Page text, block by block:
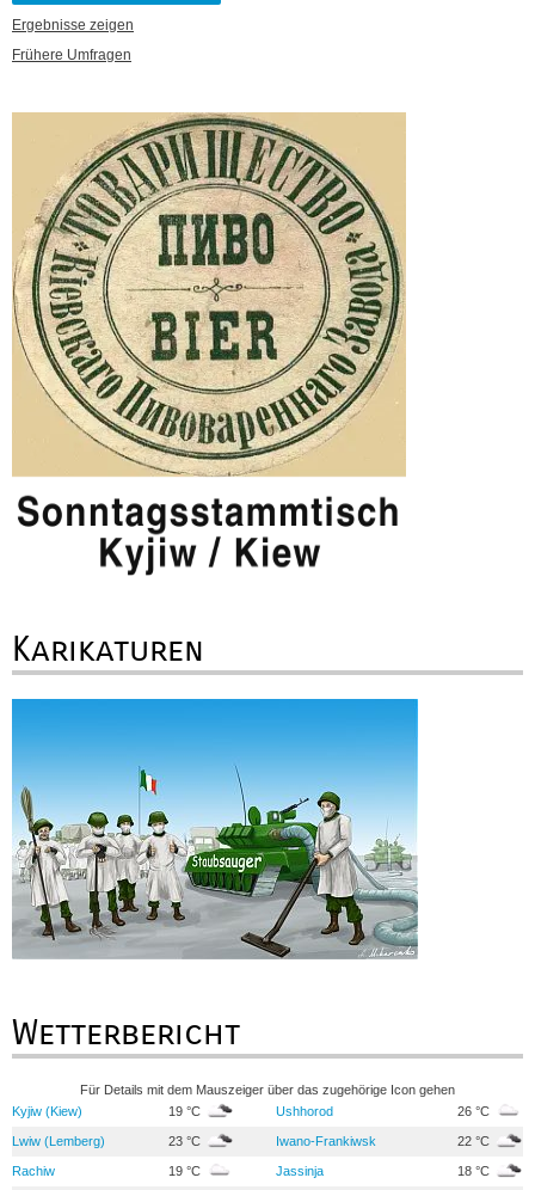
Ergebnisse zeigen
Frühere Umfragen
Karikaturen
Wetterbericht
Für Details mit dem Mauszeiger über das zugehörige Icon gehen
Kyjiw (Kiew)
19 °C Ushhorod 26 °C
Lwiw (Lemberg) 23 °C Iwano-Frankiwsk 22 °C
Rachiw 19 °C Jassinja 18 °C